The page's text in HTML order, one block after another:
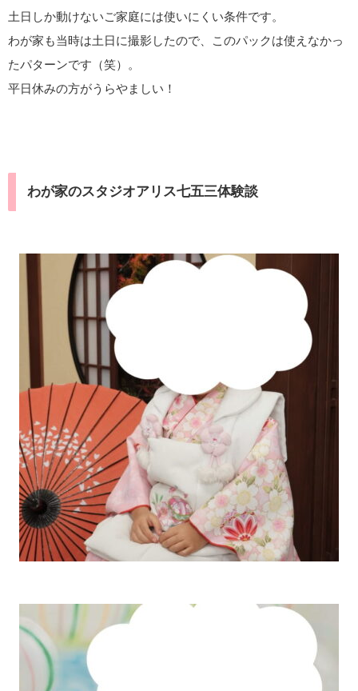
土日しか動けないご家庭には使いにくい条件です。
わが家も当時は土日に撮影したので、このパックは使えなかっ
たパターンです（笑）。
平日休みの方がうらやましい！
わが家のスタジオアリス七五三体験談